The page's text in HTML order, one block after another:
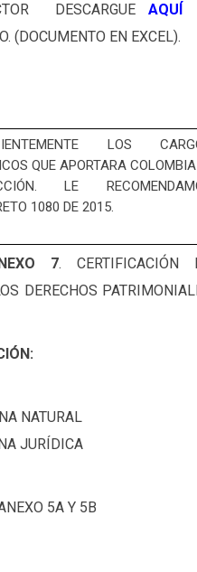
DESCARGUE
AQUÍ
(DOCUMENTO EN EXCEL).
LOS
QUE APORTARA
LE
1080 DE 2015.
7. CERTIFICACIÓN
DERECHOS
NATURAL
JURÍDICA
5A Y 5B